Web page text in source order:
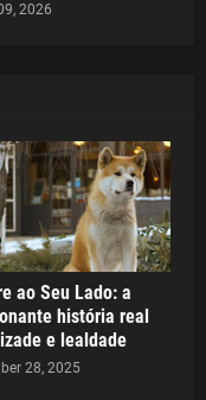
2026
ao Seu Lado: a
história real
e lealdade
28, 2025